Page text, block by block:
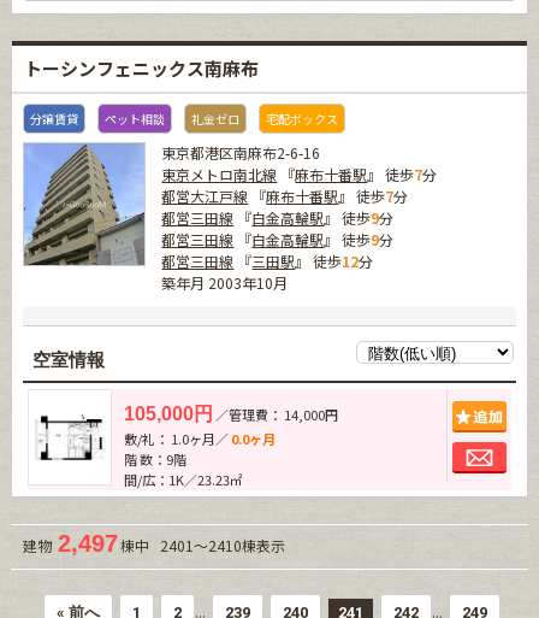
トーシンフェニックス南麻布
分譲賃貸 ペット相談 礼金ゼロ 宅配ボックス
東京都港区南麻布2-6-16
東京メトロ南北線 『麻布十番駅』 徒歩7分
都営大江戸線 『麻布十番駅』 徒歩7分
都営三田線 『白金高輪駅』 徒歩9分
都営三田線 『白金高輪駅』 徒歩9分
都営三田線 『三田駅』 徒歩12分
築年月 2003年10月
空室情報
105,000円 ／管理費： 14,000円
敷/礼： 1.0ヶ月／0.0ヶ月
階 数：9階
間/広：1K／23.23㎡
建物 2,497棟中 2401～2410棟表示
« 前へ 1 2 ... 239 240 241 242 ... 249